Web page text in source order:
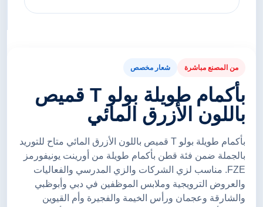
من المصنع مباشرة شعار مخصص
بأكمام طويلة بولو T قميص
باللون الأزرق المائي
بأكمام طويلة بولو T قميص باللون الأزرق المائي متاح للتوريد
بالجملة ضمن فئة قطن بأكمام طويلة من أورينت يونيفورمز
FZE. مناسب لزي الشركات والزي المدرسي والفعاليات
والعروض الترويجية وملابس الموظفين في دبي وأبوظبي
والشارقة وعجمان ورأس الخيمة والفجيرة وأم القيوين